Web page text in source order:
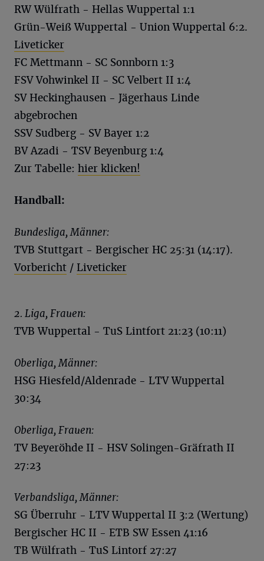
RW Wülfrath - Hellas Wuppertal 1:1
Grün-Weiß Wuppertal - Union Wuppertal 6:2.
Liveticker
FC Mettmann - SC Sonnborn 1:3
FSV Vohwinkel II - SC Velbert II 1:4
SV Heckinghausen - Jägerhaus Linde
abgebrochen
SSV Sudberg - SV Bayer 1:2
BV Azadi - TSV Beyenburg 1:4
Zur Tabelle: hier klicken!
Handball:
Bundesliga, Männer:
TVB Stuttgart - Bergischer HC 25:31 (14:17).
Vorbericht / Liveticker
2. Liga, Frauen:
TVB Wuppertal - TuS Lintfort 21:23 (10:11)
Oberliga, Männer:
HSG Hiesfeld/Aldenrade - LTV Wuppertal
30:34
Oberliga, Frauen:
TV Beyeröhde II - HSV Solingen-Gräfrath II
27:23
Verbandsliga, Männer:
SG Überruhr - LTV Wuppertal II 3:2 (Wertung)
Bergischer HC II - ETB SW Essen 41:16
TB Wülfrath - TuS Lintorf 27:27